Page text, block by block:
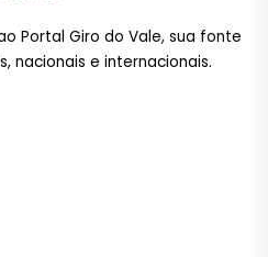
Portal Giro do Vale, sua fonte
nacionais e internacionais.